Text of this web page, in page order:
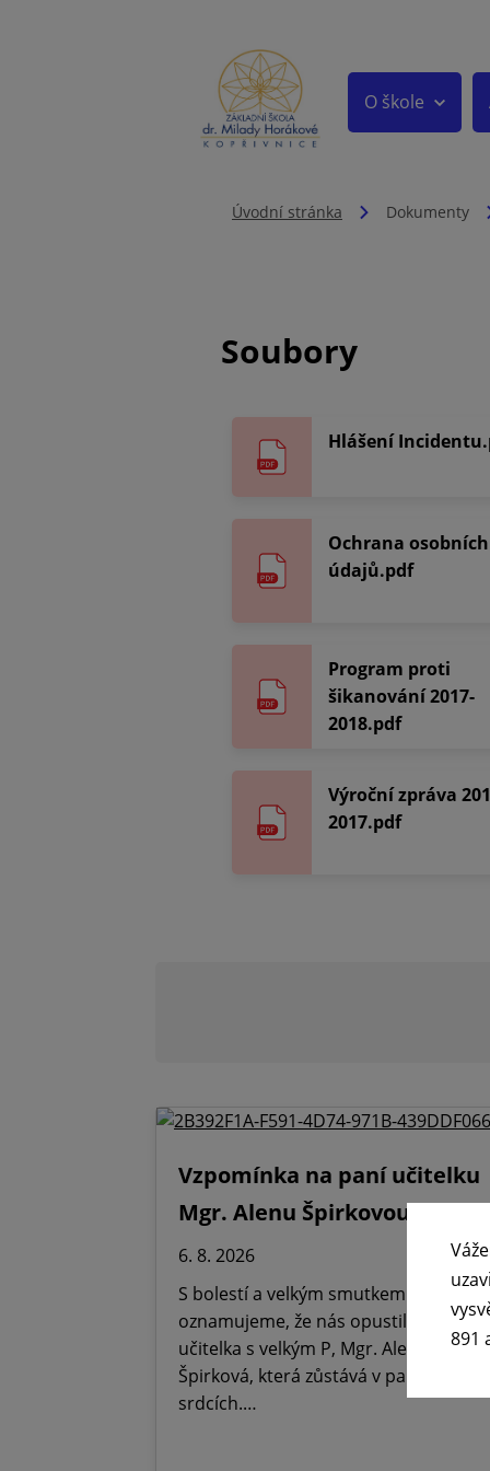
O škole
Úvodní stránka Dokumenty
Soubory
Hlášení
Ochrana osobních
údajů.pdf
Program proti
šikanování 2017-
2018.pdf
Výroční zpráva
2017.pdf
Vzpomínka na paní učitelku
Mgr. Alenu Špirkovou
6. 8. 2026
S bolestí a velkým smutkem
oznamujeme, že nás opustila Paní
učitelka s velkým P, Mgr. Alena
Špirková, která zůstává v paměti,
srdcích.…
891